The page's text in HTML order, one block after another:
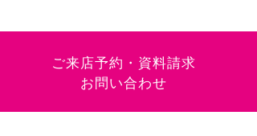
ご来店予約・資料請求
お問い合わせ